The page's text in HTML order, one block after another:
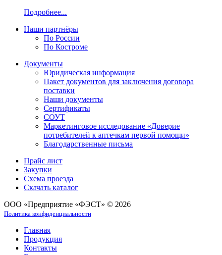
Подробнее...
Наши партнёры
По России
По Костроме
Документы
Юридическая информация
Пакет документов для заключения договора
поставки
Наши документы
Сертификаты
СОУТ
Маркетинговое исследование «Доверие
потребителей к аптечкам первой помощи»
Благодарственные письма
Прайс лист
Закупки
Схема проезда
Скачать каталог
ООО «Предприятие «ФЭСТ» © 2026
Политика конфиденциальности
Главная
Продукция
Контакты